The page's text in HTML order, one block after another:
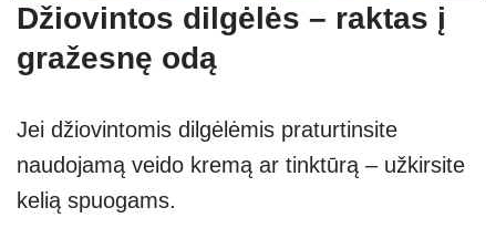
Džiovintos dilgėlės – raktas į
gražesnę odą
Jei džiovintomis dilgėlėmis praturtinsite
naudojamą veido kremą ar tinktūrą – užkirsite
kelią spuogams.